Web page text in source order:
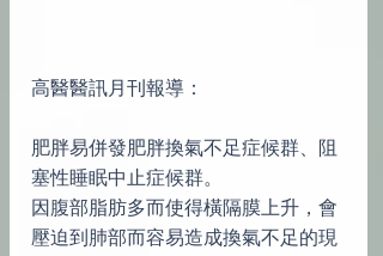
高醫醫訊月刊報導：
肥胖易併發肥胖換氣不足症候群、阻
塞性睡眠中止症候群。
因腹部脂肪多而使得橫隔膜上升，會
壓迫到肺部而容易造成換氣不足的現